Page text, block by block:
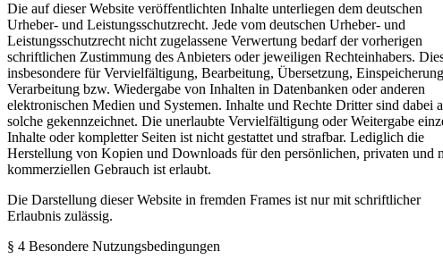
Die auf dieser Website veröffentlichten Inhalte unterliegen dem deutschen
Urheber- und Leistungsschutzrecht. Jede vom deutschen Urheber- und
Leistungsschutzrecht nicht zugelassene Verwertung bedarf der vorherigen
schriftlichen Zustimmung des Anbieters oder jeweiligen Rechteinhabers.
insbesondere für Vervielfältigung, Bearbeitung, Übersetzung,
Verarbeitung bzw. Wiedergabe von Inhalten in Datenbanken oder anderen
elektronischen Medien und Systemen. Inhalte und Rechte Dritter sind dabei
solche gekennzeichnet. Die unerlaubte Vervielfältigung oder Weitergabe
Inhalte oder kompletter Seiten ist nicht gestattet und strafbar. Lediglich die
Herstellung von Kopien und Downloads für den persönlichen, privaten und
kommerziellen Gebrauch ist erlaubt.
Die Darstellung dieser Website in fremden Frames ist nur mit schriftlicher
Erlaubnis zulässig.
§ 4 Besondere Nutzungsbedingungen